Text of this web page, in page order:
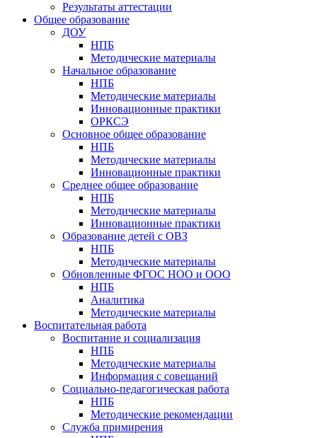
Результаты аттестации
Общее образование
ДОУ
НПБ
Методические материалы
Начальное образование
НПБ
Методические материалы
Инновационные практики
ОРКСЭ
Основное общее образование
НПБ
Методические материалы
Инновационные практики
Среднее общее образование
НПБ
Методические материалы
Инновационные практики
Образование детей с ОВЗ
НПБ
Методические материалы
Обновленные ФГОС НОО и ООО
НПБ
Аналитика
Методические материалы
Воспитательная работа
Воспитание и социализация
НПБ
Методические материалы
Информация с совещаний
Социально-педагогическая работа
НПБ
Методические рекомендации
Служба примирения